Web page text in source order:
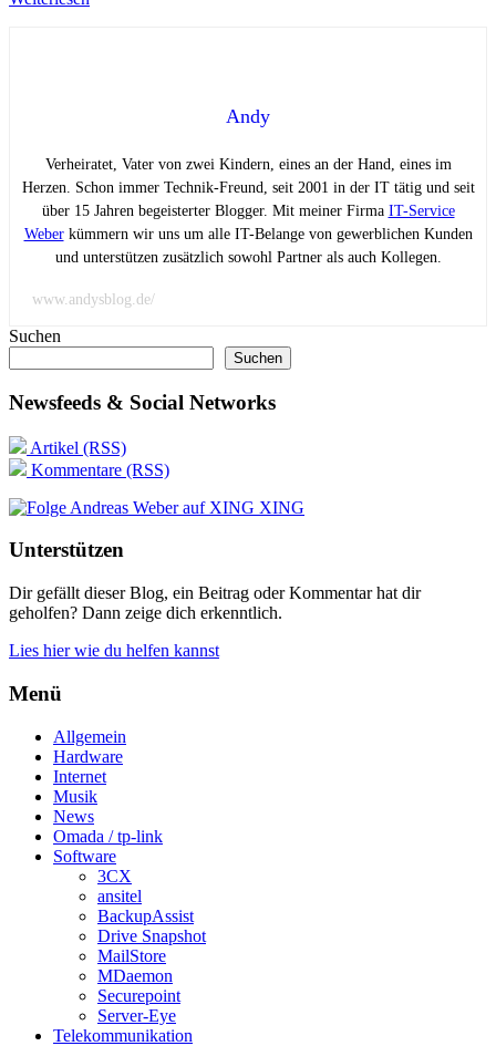
Andy
Verheiratet, Vater von zwei Kindern, eines an der Hand, eines im
Herzen. Schon immer Technik-Freund, seit 2001 in der IT tätig und seit
über 15 Jahren begeisterter Blogger. Mit meiner Firma IT-Service
Weberkümmern wir uns um alle IT-Belange von gewerblichen Kunden
und unterstützen zusätzlich sowohl Partner als auch Kollegen.
www.andysblog.de/
Suchen
Suchen
Newsfeeds & Social Networks
Artikel (RSS)
Kommentare (RSS)
XING
Unterstützen
Dir gefällt dieser Blog, ein Beitrag oder Kommentar hat dir
geholfen? Dann zeige dich erkenntlich.
Lies hier wie du helfen kannst
Menü
Allgemein
Hardware
Internet
Musik
News
Omada / tp-link
Software
3CX
ansitel
BackupAssist
Drive Snapshot
MailStore
MDaemon
Securepoint
Server-Eye
Telekommunikation